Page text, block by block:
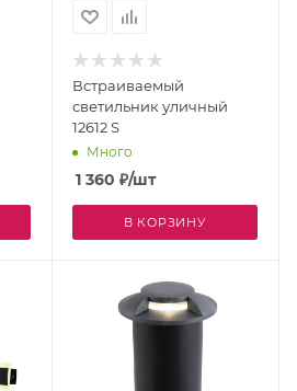
Встраиваемый
светильник уличный
12612 S
Много
1 360 ₽/шт
В КОРЗИНУ